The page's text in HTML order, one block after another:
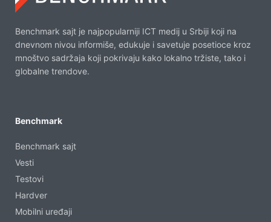
Benchmark sajt je najpopularniji ICT medij u Srbiji koji na
dnevnom nivou informiše, edukuje i savetuje posetioce kroz
mnoštvo sadržaja koji pokrivaju kako lokalno tržiste, tako i
globalne trendove.
Benchmark
Benchmark sajt
Vesti
Testovi
Hardver
Mobilni uređaji